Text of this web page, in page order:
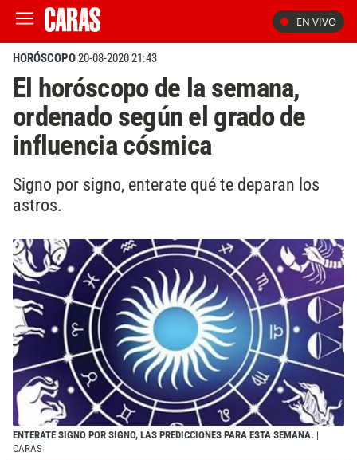
EN VIVO
HORÓSCOPO20-08-2020 21:43
El horóscopo de la semana,
ordenado según el grado de
influencia cósmica
Signo por signo, enterate qué te deparan los
astros.
ENTERATE SIGNO POR SIGNO, LAS PREDICCIONES PARA ESTA SEMANA. |
CARAS